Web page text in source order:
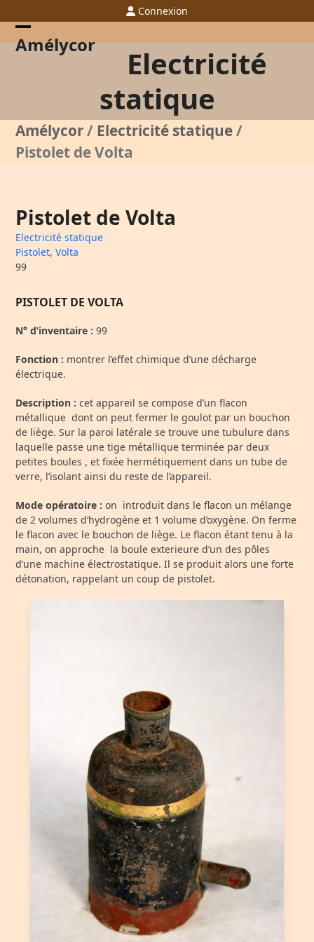
to
content
Connexion
Amélycor
Open
Close
Electricité
statique
Amélycor/ Electricité statique/
Pistolet de Volta
Pistolet de Volta
Electricité statique
Pistolet, Volta
99
PISTOLET DE VOLTA
N° d’inventaire :99
Fonction : montrer l’effet chimique d’une décharge
électrique.
Description :cet appareil se compose d’un flacon
métallique dont on peut fermer le goulot par un bouchon
de liège. Sur la paroi latérale se trouve une tubulure dans
laquelle passe une tige métallique terminée par deux
petites boules , et fixée hermétiquement dans un tube de
verre, l’isolant ainsi du reste de l’appareil.
Mode opératoire :on introduit dans le flacon un mélange
de 2 volumes d’hydrogène et 1 volume d’oxygène. On ferme
le flacon avec le bouchon de liège. Le flacon étant tenu à la
main, on approche la boule exterieure d’un des pôles
d’une machine électrostatique. Il se produit alors une forte
détonation, rappelant un coup de pistolet.